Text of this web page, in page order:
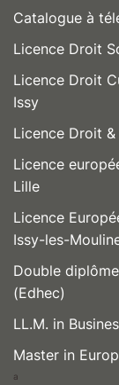
Catalogue à
Licence Droit
Licence Droit
Issy
Licence Droit &
Licence
Lille
Licence
Issy-les-
Double
(Edhec)
LL.M. in
Master in
a